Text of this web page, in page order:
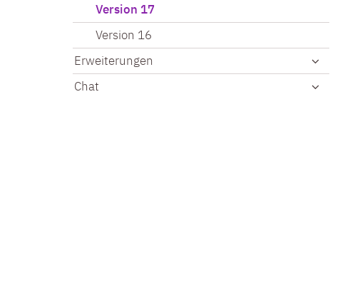
Version 17
Version 16
Erweiterungen
Chat